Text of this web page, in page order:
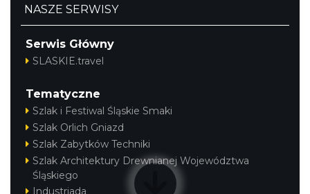
NASZE SERWISY
Serwis Główny
SLASKIE.travel
Tematyczne
Szlak i Festiwal Śląskie Smaki
Szlak Orlich Gniazd
Szlak Zabytków Techniki
Szlak Architektury Drewnianej Województwa
Śląskiego
Industriada